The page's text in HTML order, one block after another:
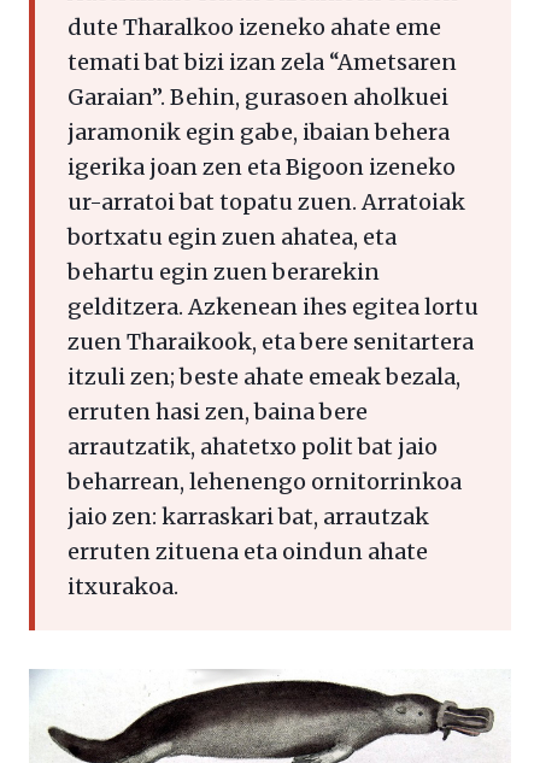
dute Tharalkoo izeneko ahate eme
temati bat bizi izan zela “Ametsaren
Garaian”. Behin, gurasoen aholkuei
jaramonik egin gabe, ibaian behera
igerika joan zen eta Bigoon izeneko
ur-arratoi bat topatu zuen. Arratoiak
bortxatu egin zuen ahatea, eta
behartu egin zuen berarekin
gelditzera. Azkenean ihes egitea lortu
zuen Tharaikook, eta bere senitartera
itzuli zen; beste ahate emeak bezala,
erruten hasi zen, baina bere
arrautzatik, ahatetxo polit bat jaio
beharrean, lehenengo ornitorrinkoa
jaio zen: karraskari bat, arrautzak
erruten zituena eta oindun ahate
itxurakoa.